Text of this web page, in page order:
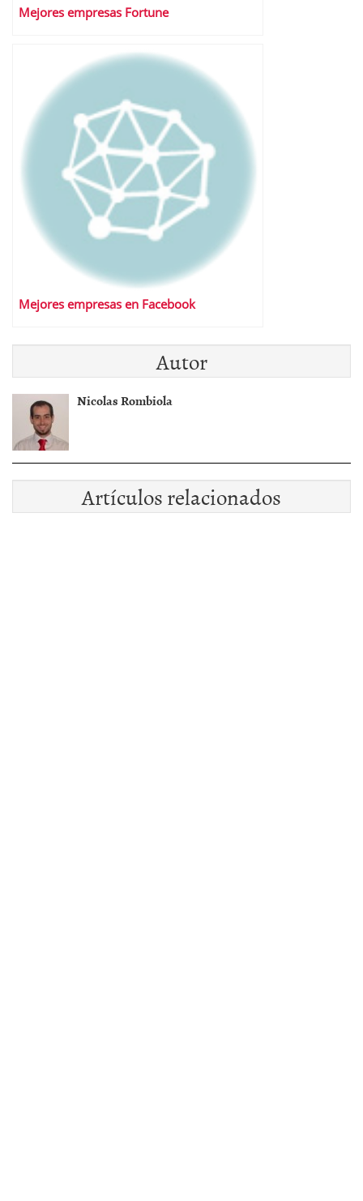
Mejores empresas Fortune
Mejores empresas en Facebook
Autor
Nicolas Rombiola
Artículos relacionados